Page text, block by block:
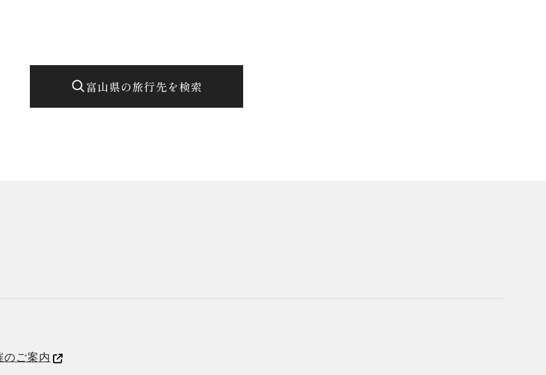
富山県の旅行先を検索
ご案内